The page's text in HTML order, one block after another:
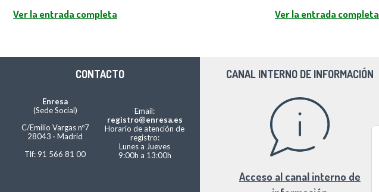
Ver la entrada completa Ver la entrada completa
CONTACTO
Enresa
(Sede Social)
C/Emilio Vargas nº7
28043 · Madrid
Tlf: 91 566 81 00
Email:
registro@enresa.es
Horario de atención de
registro:
Lunes a Jueves
9:00h a 13:00h
CANAL INTERNO DE INFORMACIÓN
Acceso al canal interno de